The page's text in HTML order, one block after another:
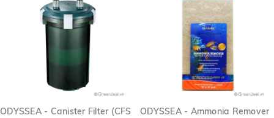
ODYSSEA - Canister Filter (CFS
ODYSSEA - Ammonia Remover